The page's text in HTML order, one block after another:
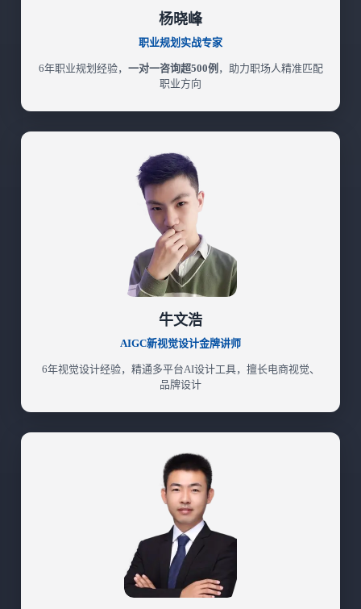
杨晓峰
职业规划实战专家
6年职业规划经验， 一对一咨询超500例 ，助力职场人精准匹配
职业方向
牛文浩
AIGC新视觉设计金牌讲师
6年视觉设计经验，精通多平台AI设计工具，擅长电商视觉、
品牌设计